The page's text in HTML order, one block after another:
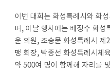
의
회
자
료
실
이번 대회는 화성특례시와 화
며, 이날 행사에는 배정수 화성
운 의원,조승문 화성특례시 제2
맹 회장, 박종선 화성특례시체
약 500여 명이 함께해 자리를